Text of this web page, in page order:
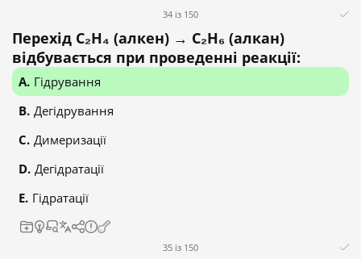
34 із 150
Перехід C₂H₄ (алкен) → C₂H₆ (алкан)
відбувається при проведенні реакції:
Гідрування
Дегідрування
Димеризації
Дегідратації
Гідратації
35 із 150